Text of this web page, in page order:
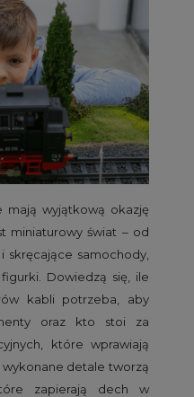
mają wyjątkową okazję
miniaturowy świat – od
skręcające samochody,
Dowiedzą się, ile
kabli potrzeba, aby
oraz kto stoi za
które wprawiają
detale tworzą
zapierają dech w